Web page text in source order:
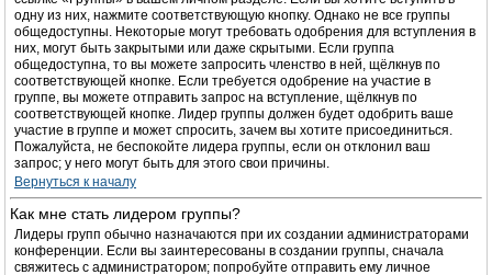
одну из них, нажмите соответствующую кнопку. Однако не все группы
общедоступны. Некоторые могут требовать одобрения для вступления в
них, могут быть закрытыми или даже скрытыми. Если группа
общедоступна, то вы можете запросить членство в ней, щёлкнув по
соответствующей кнопке. Если требуется одобрение на участие в
группе, вы можете отправить запрос на вступление, щёлкнув по
соответствующей кнопке. Лидер группы должен будет одобрить ваше
участие в группе и может спросить, зачем вы хотите присоединиться.
Пожалуйста, не беспокойте лидера группы, если он отклонил ваш
запрос; у него могут быть для этого свои причины.
Вернуться к началу
Как мне стать лидером группы?
Лидеры групп обычно назначаются при их создании администраторами
конференции. Если вы заинтересованы в создании группы, сначала
свяжитесь с администратором; попробуйте отправить ему личное